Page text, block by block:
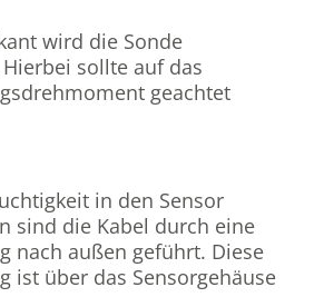
wird die Sonde
sollte auf das
geachtet
in den Sensor
sind die Kabel durch eine
nach außen geführt. Diese
ist über das Sensorgehäuse